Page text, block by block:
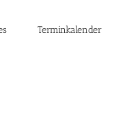
Terminkalender